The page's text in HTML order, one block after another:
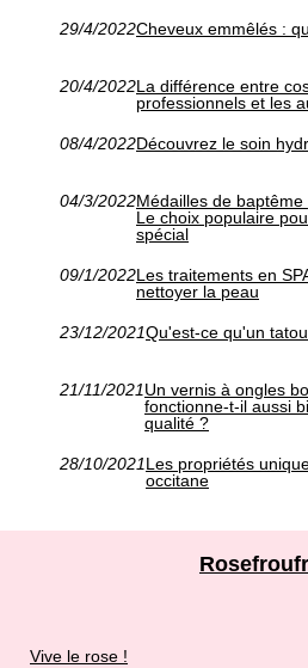
29/4/2022Cheveux emmêlés :
20/4/2022La différence entre
professionnels et les
08/4/2022Découvrez le soin
04/3/2022Médailles de baptême
Le choix populaire
spécial
09/1/2022Les traitements en
nettoyer la peau
23/12/2021Qu'est-ce qu'un
21/11/2021Un vernis à ongles
fonctionne-t-il aussi
qualité ?
28/10/2021Les propriétés
occitane
Vive le rose !